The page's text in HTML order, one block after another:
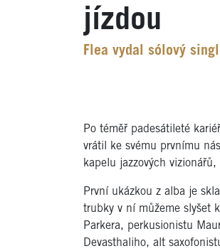
jízdou
Flea vydal sólový
Po téměř padesátileté
vrátil ke svému prvnímu
kapelu jazzových
První ukázkou z alba je
trubky v ní můžeme slyšet
Parkera, perkusionistu
Devasthaliho, alt